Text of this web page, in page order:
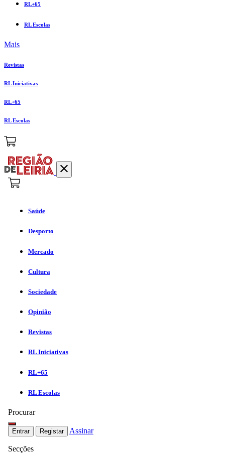
RL+65
RL Escolas
Mais
Revistas
RL Iniciativas
RL+65
RL Escolas
Saúde
Desporto
Mercado
Cultura
Sociedade
Opinião
Revistas
RL Iniciativas
RL+65
RL Escolas
Procurar
Entrar Registar Assinar
Secções